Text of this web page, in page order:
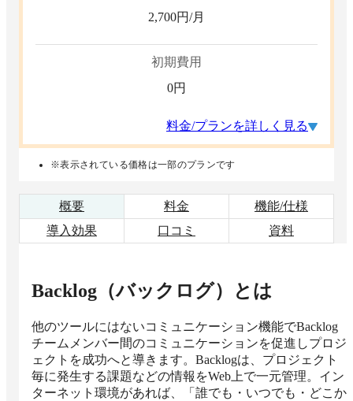
2,700円/月
初期費用
0円
料金/プランを詳しく見る
※表示されている価格は一部のプランです
概要 料金
機能/仕様
導入効果
口コミ 資料
Backlog（バックログ） とは
他のツールにはないコミュニケーション機能でBacklog
チームメンバー間のコミュニケーションを促進しプロジ
ェクトを成功へと導きます。Backlogは、プロジェクト
毎に発生する課題などの情報をWeb上で一元管理。イン
ターネット環境があれば、「誰でも・いつでも・どこか